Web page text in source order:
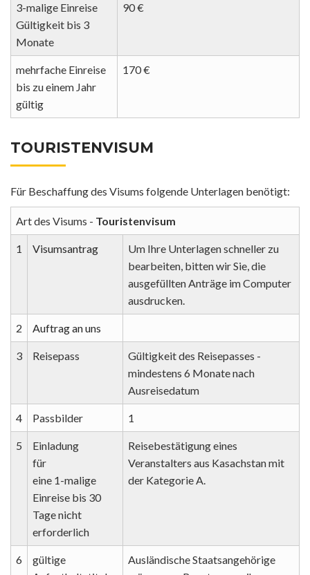
3-malige Einreise
Gültigkeit bis 3
Monate
90 €
mehrfache Einreise
bis zu einem Jahr
gültig
170 €
TOURISTENVISUM
Für Beschaffung des Visums folgende Unterlagen benötigt:
Art des Visums - Touristenvisum
1 Visumsantrag
Um Ihre Unterlagen schneller zu
bearbeiten, bitten wir Sie, die
ausgefüllten Anträge im Computer
ausdrucken.
2 Auftrag an uns
3 Reisepass
Gültigkeit des Reisepasses -
mindestens 6 Monate nach
Ausreisedatum
4 Passbilder 1
5
Einladung
für
eine 1-malige
Einreise bis 30
Tage nicht
erforderlich
Reisebestätigung eines
Veranstalters aus Kasachstan mit
der Kategorie A.
6
gültige
Ausländische Staatsangehörige